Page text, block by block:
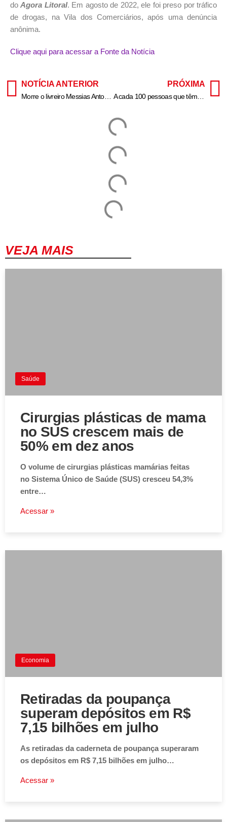
doAgora Litoral. Em agosto de 2022, ele foi preso por tráfico
de drogas, na Vila dos Comerciários, após uma denúncia
anônima.
Clique aqui para acessar a Fonte da Notícia
NOTÍCIA ANTERIOR
Morre o livreiro Messias Antonio Coelho, fundador do Sebo do Messias
PRÓXIMA
A cada 100 pessoas que têm tétano, cerca de 30 morrem
VEJA MAIS
Saúde
Cirurgias plásticas de mama
no SUS crescem mais de
50% em dez anos
O volume de cirurgias plásticas mamárias feitas
no Sistema Único de Saúde (SUS) cresceu 54,3%
entre…
Acessar »
Economia
Retiradas da poupança
superam depósitos em R$
7,15 bilhões em julho
As retiradas da caderneta de poupança superaram
os depósitos em R$ 7,15 bilhões em julho…
Acessar »